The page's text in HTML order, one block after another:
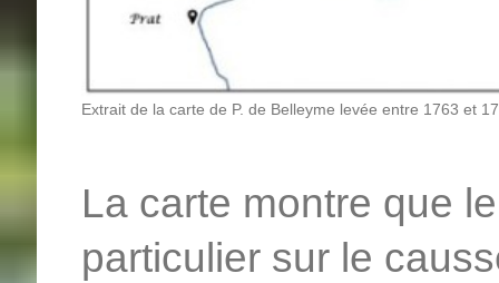
Extrait de la carte de P. de Belleyme levée entre 1763 et
La carte montre que
particulier sur le